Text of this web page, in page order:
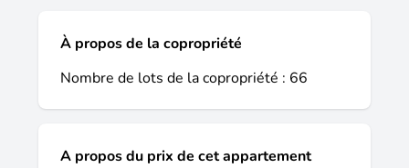
À propos de la copropriété
Nombre de lots de la copropriété : 66
A propos du prix de cet appartement